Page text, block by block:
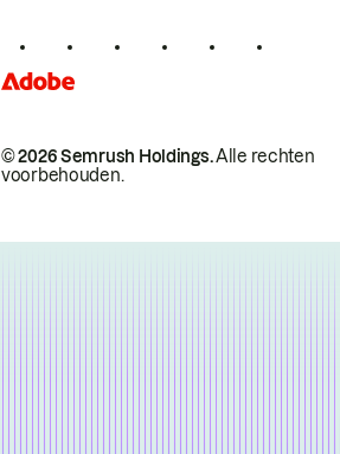
© 2026 Semrush Holdings.Alle rechten
voorbehouden.